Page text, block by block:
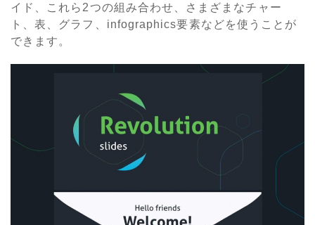
イド、これら2つの組み合わせ、さまざまなチャー
ト、表、グラフ、infographics要素などを使うことが
できます。